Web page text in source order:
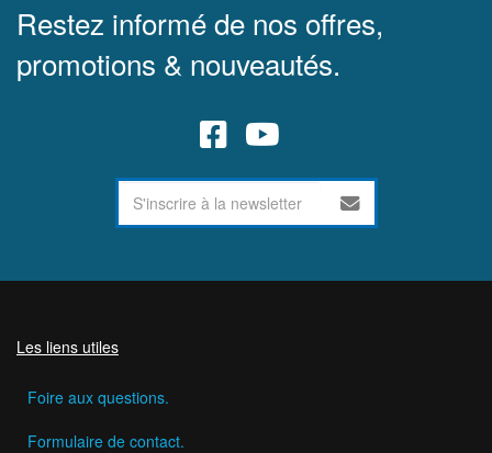
Restez informé de nos offres,
promotions & nouveautés.
Les liens utiles
Foire aux questions.
Formulaire de contact.